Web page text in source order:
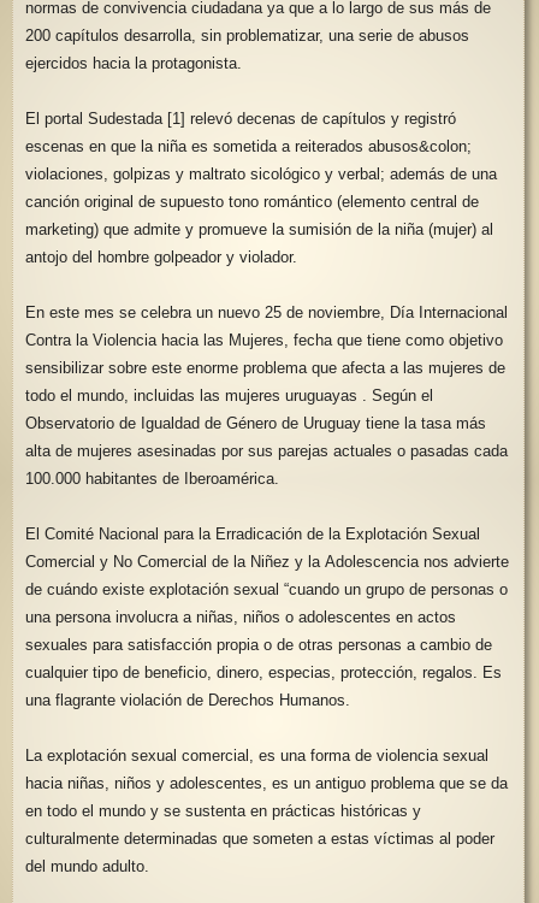
normas de convivencia ciudadana ya que a lo largo de sus más de
200 capítulos desarrolla, sin problematizar, una serie de abusos
ejercidos hacia la protagonista.
El portal Sudestada [1] relevó decenas de capítulos y registró
escenas en que la niña es sometida a reiterados abusos&colon;
violaciones, golpizas y maltrato sicológico y verbal; además de una
canción original de supuesto tono romántico (elemento central de
marketing) que admite y promueve la sumisión de la niña (mujer) al
antojo del hombre golpeador y violador.
En este mes se celebra un nuevo 25 de noviembre, Día Internacional
Contra la Violencia hacia las Mujeres, fecha que tiene como objetivo
sensibilizar sobre este enorme problema que afecta a las mujeres de
todo el mundo, incluidas las mujeres uruguayas . Según el
Observatorio de Igualdad de Género de Uruguay tiene la tasa más
alta de mujeres asesinadas por sus parejas actuales o pasadas cada
100.000 habitantes de Iberoamérica.
El Comité Nacional para la Erradicación de la Explotación Sexual
Comercial y No Comercial de la Niñez y la Adolescencia nos advierte
de cuándo existe explotación sexual “cuando un grupo de personas o
una persona involucra a niñas, niños o adolescentes en actos
sexuales para satisfacción propia o de otras personas a cambio de
cualquier tipo de beneficio, dinero, especias, protección, regalos. Es
una flagrante violación de Derechos Humanos.
La explotación sexual comercial, es una forma de violencia sexual
hacia niñas, niños y adolescentes, es un antiguo problema que se da
en todo el mundo y se sustenta en prácticas históricas y
culturalmente determinadas que someten a estas víctimas al poder
del mundo adulto.